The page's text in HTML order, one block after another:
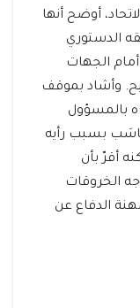
أوضح أنها
الدستوري
أمام الجهات
وأشاد بموقف
بالمسؤول
بسبب رأيه
أقرّ بأن
الخروقات
الدفاع عن